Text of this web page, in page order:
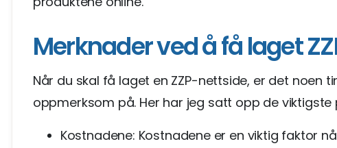
Merknader ved å få laget
Når du skal få laget en ZZP-nettside, er det noen
oppmerksom på. Her har jeg satt opp de viktigste
Kostnadene: Kostnadene er en viktig faktor